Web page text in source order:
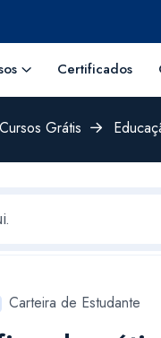
Certificados
Cursos Grátis
Carteira de Estudante